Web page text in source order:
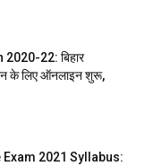
22: बिहार
के लिए ऑनलाइन शुरू,
2021 Syllabus: